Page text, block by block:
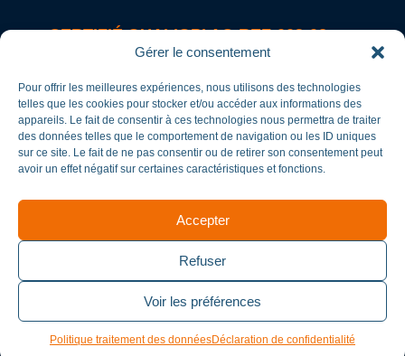
Gérer le consentement
Pour offrir les meilleures expériences, nous utilisons des technologies
telles que les cookies pour stocker et/ou accéder aux informations des
appareils. Le fait de consentir à ces technologies nous permettra de traiter
des données telles que le comportement de navigation ou les ID uniques
sur ce site. Le fait de ne pas consentir ou de retirer son consentement peut
avoir un effet négatif sur certaines caractéristiques et fonctions.
Accepter
Refuser
Voir les préférences
Politique traitement des donnéesDéclaration de confidentialité
CERTIFIÉ QUALIOPI AC-REF-003-02
CERTIFICAT N° 634251